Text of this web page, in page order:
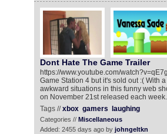
Dont Hate The Game Trailer
https://www.youtube.com/
Game Station 4 but it's sold out :( With
awkward situations in this funny web
on November 21st released each
Tags //xbox gamers laughing
Categories // Miscellaneous
Added: 2455 days ago by johngeltkn